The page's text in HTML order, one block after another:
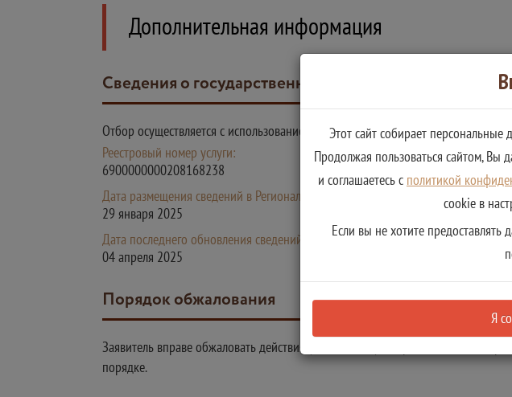
Дополнительная информация
Сведения о государственной услуге
Отбор осуществляется с использованием государственной
Реестровый номер услуги:
6900000000208168238
Дата размещения сведений в Региональном реестре государственных услуг:
29 января 2025
Дата последнего обновления сведений в Региональном реестре
04 апреля 2025
Порядок обжалования
Заявитель вправе обжаловать действия (бездействие) или решения
порядке.
Этот сайт собирает
Продолжая пользоваться сайтом, Вы
и соглашаетесь с политикой
cookie в
Если вы не хотите
Я